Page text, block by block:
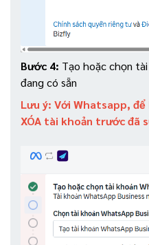
Bước 4: Tạo hoặc chọn
đang có sẵn
Lưu ý: Với Whatsapp,
XÓA tài khoản trước đã